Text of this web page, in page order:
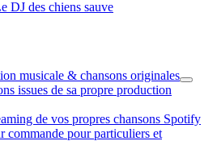
musicale & chansons originales
issues de sa propre production
de vos propres chansons Spotify
commande pour particuliers et